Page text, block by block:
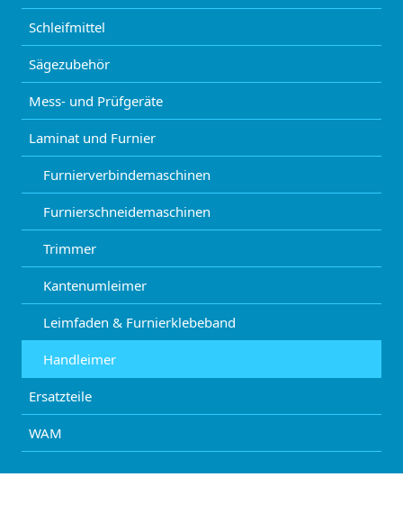
Schleifmittel
Sägezubehör
Mess- und Prüfgeräte
Laminat und Furnier
Furnierverbindemaschinen
Furnierschneidemaschinen
Trimmer
Kantenumleimer
Leimfaden & Furnierklebeband
Handleimer
Ersatzteile
WAM